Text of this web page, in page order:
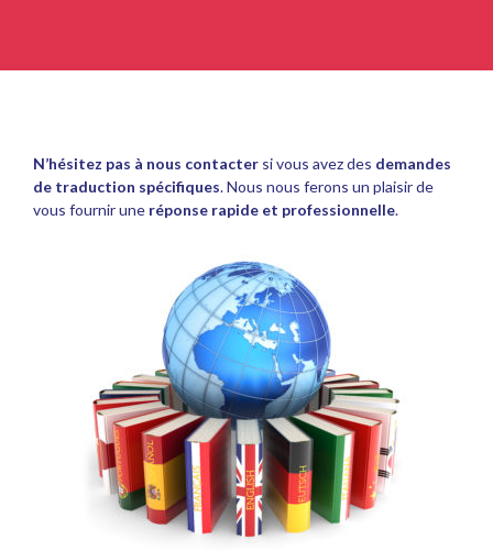
N’hésitez pas à nous contacter si vous avez des demandes
de traduction spécifiques. Nous nous ferons un plaisir de
vous fournir une réponse rapide et professionnelle.